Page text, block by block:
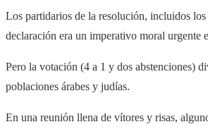
Los partidarios de la resolución, incluidos los
declaración era un imperativo moral urgente
Pero la votación (4 a 1 y dos abstenciones)
poblaciones árabes y judías.
En una reunión llena de vítores y risas,